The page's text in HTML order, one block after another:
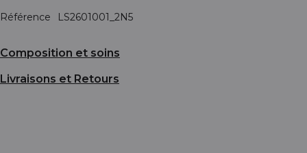
Référence
LS2601001_2N5
Composition et soins
Livraisons et Retours